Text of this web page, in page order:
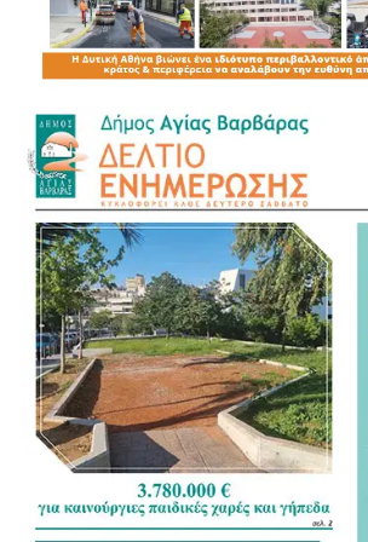
Για τον νέο Κώδικα της
σημαντικό βήμα τη συγκέντρωση της
νομοθεσίας σε ένα ενιαίο κείμενο,
στον τρόπο με τον οποίο
Αυτοδιοίκηση ξέρει τι Αυτοδιοίκηση
υποστηρίζοντας ότι οι Δήμοι θα
πιο καθοριστικό ρόλο στη διαμόρφωση